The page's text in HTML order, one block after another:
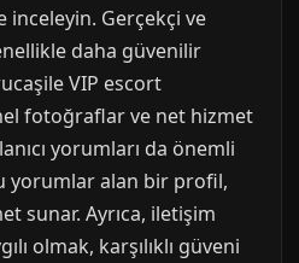
inceleyin. Gerçekçi ve
daha güvenilir
VIP escort
fotoğraflar ve net hizmet
yorumları da önemli
yorumlar alan bir profil,
sunar. Ayrıca, iletişim
olmak, karşılıklı güveni